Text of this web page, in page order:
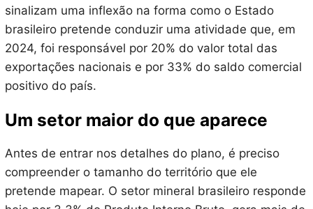
sinalizam uma inflexão na forma como o Estado
brasileiro pretende conduzir uma atividade que, em
2024, foi responsável por 20% do valor total das
exportações nacionais e por 33% do saldo comercial
positivo do país.
Um setor maior do que aparece
Antes de entrar nos detalhes do plano, é preciso
compreender o tamanho do território que ele
pretende mapear. O setor mineral brasileiro responde